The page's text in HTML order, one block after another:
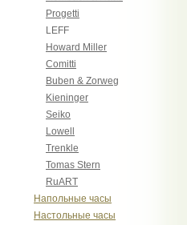
Progetti
LEFF
Howard Miller
Comitti
Buben & Zorweg
Kieninger
Seiko
Lowell
Trenkle
Tomas Stern
RuART
Напольные часы
Настольные часы